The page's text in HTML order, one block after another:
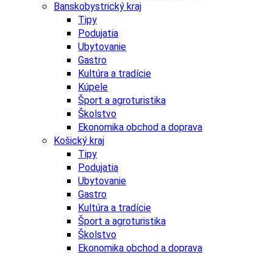
Banskobystrický kraj
Tipy
Podujatia
Ubytovanie
Gastro
Kultúra a tradície
Kúpele
Šport a agroturistika
Školstvo
Ekonomika obchod a doprava
Košický kraj
Tipy
Podujatia
Ubytovanie
Gastro
Kultúra a tradície
Šport a agroturistika
Školstvo
Ekonomika obchod a doprava